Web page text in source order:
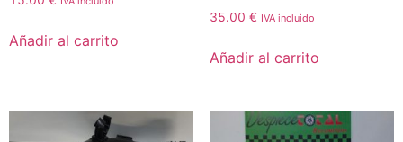
Añadir al carrito
35.00 € IVA incluido
Añadir al carrito